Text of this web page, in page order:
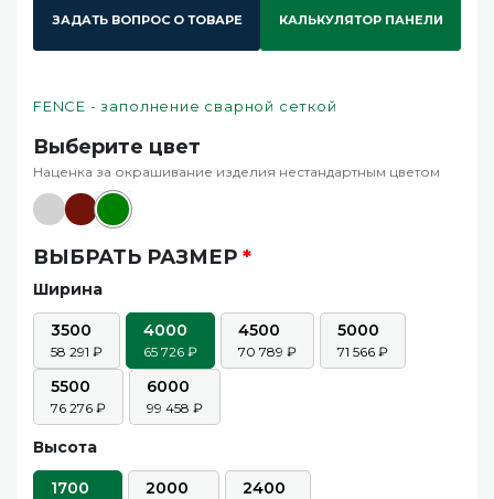
ЗАДАТЬ ВОПРОС О ТОВАРЕ КАЛЬКУЛЯТОР ПАНЕЛИ
FENCE - заполнение сварной сеткой
Выберите цвет
Наценка за окрашивание изделия нестандартным цветом
ВЫБРАТЬ РАЗМЕР *
Ширина
3500
58 291
4000
65 726
4500
70 789
5000
71 566
5500
76 276
6000
99 458
Высота
1700 2000 2400